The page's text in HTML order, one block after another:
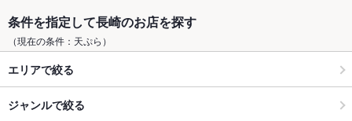
条件を指定して長崎のお店を探す
（現在の条件：天ぷら）
エリアで絞る
ジャンルで絞る